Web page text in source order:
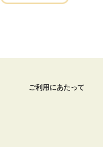
ご利用にあたって